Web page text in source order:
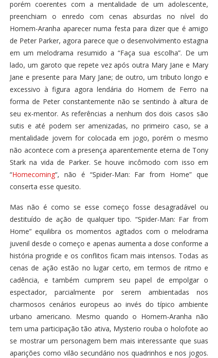
porém coerentes com a mentalidade de um adolescente,
preenchiam o enredo com cenas absurdas no nível do
Homem-Aranha aparecer numa festa para dizer que é amigo
de Peter Parker, agora parece que o desenvolvimento estagna
em um melodrama resumido a “Faça sua escolha”. De um
lado, um garoto que repete vez após outra Mary Jane e Mary
Jane e presente para Mary Jane; de outro, um tributo longo e
excessivo à figura agora lendária do Homem de Ferro na
forma de Peter constantemente não se sentindo à altura de
seu ex-mentor. As referências a nenhum dos dois casos são
sutis e até podem ser amenizadas, no primeiro caso, se a
mentalidade jovem for colocada em jogo, porém o mesmo
não acontece com a presença aparentemente eterna de Tony
Stark na vida de Parker. Se houve incômodo com isso em
“Homecoming“, não é “Spider-Man: Far from Home” que
conserta esse quesito.
Mas não é como se esse começo fosse desagradável ou
destituído de ação de qualquer tipo. “Spider-Man: Far from
Home” equilibra os momentos agitados com o melodrama
juvenil desde o começo e apenas aumenta a dose conforme a
história progride e os conflitos ficam mais intensos. Todas as
cenas de ação estão no lugar certo, em termos de ritmo e
cadência, e também cumprem seu papel de empolgar o
espectador, parcialmente por serem ambientadas nos
charmosos cenários europeus ao invés do típico ambiente
urbano americano. Mesmo quando o Homem-Aranha não
tem uma participação tão ativa, Mysterio rouba o holofote ao
se mostrar um personagem bem mais interessante que suas
aparições como vilão secundário nos quadrinhos e nos jogos.